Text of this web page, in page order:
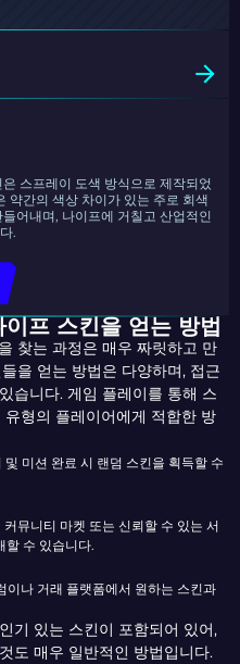
스프레이 도색 방식으로 제작되었
약간의 색상 차이가 있는 주로 회색
어내며, 나이프에 거칠고 산업적인
.
프 스킨을 얻는 방법
찾는 과정은 매우 짜릿하고 만
을 얻는 방법은 다양하며, 접근
습니다. 게임 플레이를 통해 스
형의 플레이어에게 적합한 방
및 미션 완료 시 랜덤 스킨을 획득할 수
뮤니티 마켓 또는 신뢰할 수 있는 서
할 수 있습니다.
이나 거래 플랫폼에서 원하는 스킨과
기 있는 스킨이 포함되어 있어,
도 매우 일반적인 방법입니다.